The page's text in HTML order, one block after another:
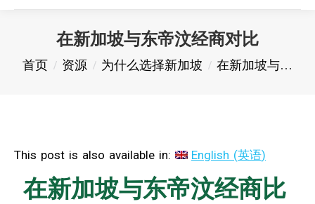
在新加坡与东帝汶经商对比
您在这里：
首页 资源 为什么选择新加坡 在新加坡与…
This post is also available in: English (英语)
在新加坡与东帝汶经商比